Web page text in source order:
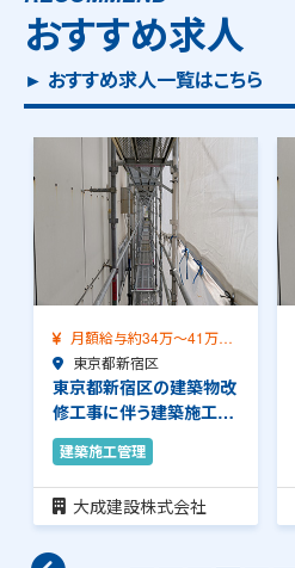
おすすめ求人
► おすすめ求人一覧はこちら
月額給与約34万～41万
（前職給与保証）…
東京都新宿区
東京都新宿区の建築物改
修工事に伴う建築施工管
理のお仕事です。…
建築施工管理
大成建設株式会社